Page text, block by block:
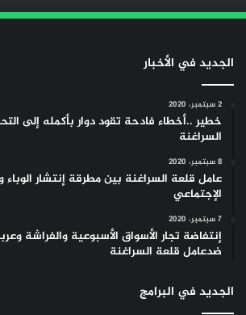
الجديد في الأخبار
2 سبتمبر، 2020
خطير ..أخطاء فادحة تقود دوار بأكمله إلى
السراغنة
8 سبتمبر، 2020
عامل قلعة السراغنة بين مطرقة إنتشار
الإجتماعي
7 سبتمبر، 2020
إنتفاضة تجار الأسواق الأسبوعية والفراشة
ضدعامل قلعة السراغنة
الجديد في البرامج